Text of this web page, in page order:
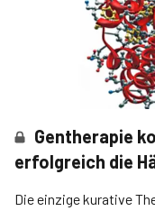
Gentherapie
erfolgreich die
Die einzige kurative